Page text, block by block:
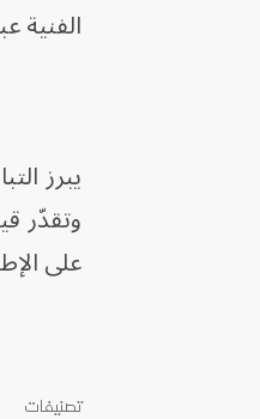
الفنية
يبرز
على
تصنيفات